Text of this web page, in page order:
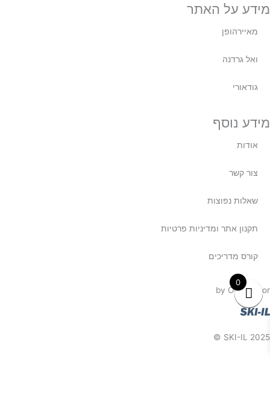
מידע על האתר
מאיירהופן
ואל גרדנה
גודאורי
מידע נוסף
אודות
צור קשר
שאלות נפוצות
תקנון אתר ומדיניות פרטיות
קורס מדריכים
by Omri Assor
SKI-IL 2025 ©
0